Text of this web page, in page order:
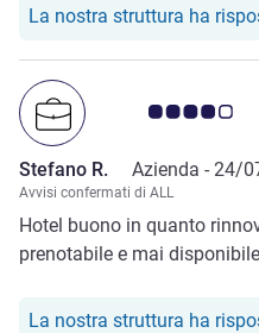
La nostra struttura ha
Giudizio clienti
Stefano R. Azienda - 24/
Avvisi confermati di ALL
Hotel buono in quanto
prenotabile e mai
La nostra struttura ha